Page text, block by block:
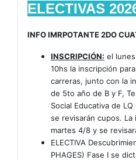
ELECTIVAS
INFO IMRPOTANTE 2DO
INSCRIPCIÓN: el
10hs la inscripción
carreras, junto con la
de 5to año de B y F,
Social Educativa de
se revisarán cupos.
martes 4/8 y se
ELECTIVA
PHAGES) Fase I se